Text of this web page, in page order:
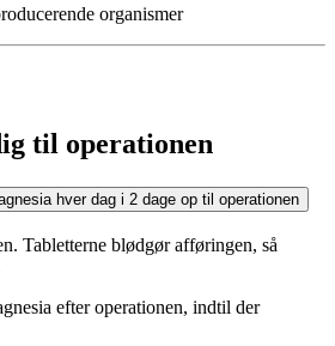
organismer
til operationen
hver dag i 2 dage op til operationen
Tabletterne blødgør afføringen, så
efter operationen, indtil der